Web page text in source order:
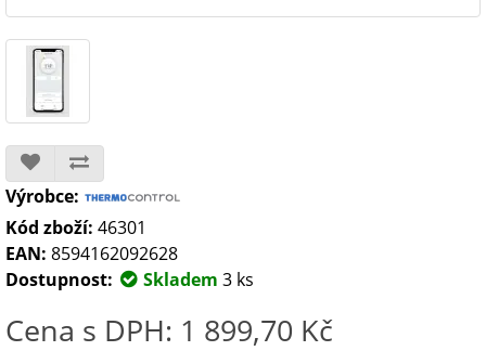
Výrobce:
Kód zboží: 46301
EAN: 8594162092628
Dostupnost:
Skladem 3 ks
Cena s DPH: 1 899,70 Kč